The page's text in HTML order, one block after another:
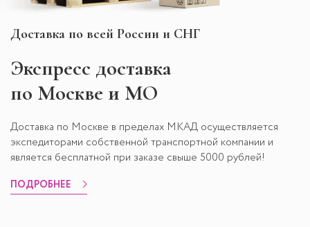
Доставка по всей России и СНГ
Экспресс доставка
по Москве и МО
Доставка по Москве в пределах МКАД осуществляется
экспедиторами собственной транспортной компании и
является бесплатной при заказе свыше 5000 рублей!
ПОДРОБНЕЕ